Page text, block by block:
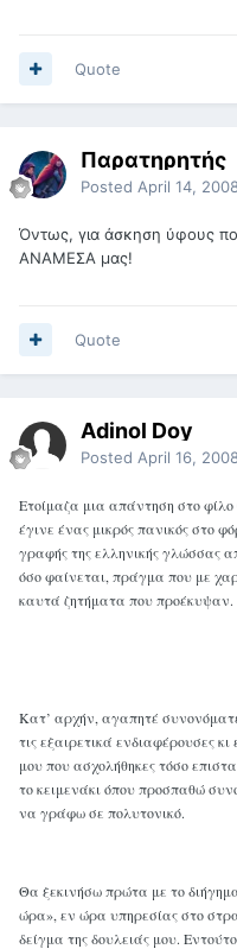
Quote
Παρατηρητής
Posted April 14,
Όντως, για άσκηση ύφους
ΑΝΑΜΕΣΑ μας!
Quote
Adinol Doy
Posted April 16,
Ετοίμαζα μια απάντηση στο φίλο
έγινε ένας μικρός πανικός στο
γραφής της ελληνικής γλώσσας
όσο φαίνεται, πράγμα που με
καυτά ζητήματα που προέκυψαν.
Κατ’ αρχήν, αγαπητέ
τις εξαιρετικά ενδιαφέρουσες
μου που ασχολήθηκες τόσο
το κειμενάκι όπου προσπαθώ
να γράφω σε πολυτονικό.
Θα ξεκινήσω πρώτα με το
ώρα», εν ώρα υπηρεσίας στο
δείγμα της δουλειάς μου.